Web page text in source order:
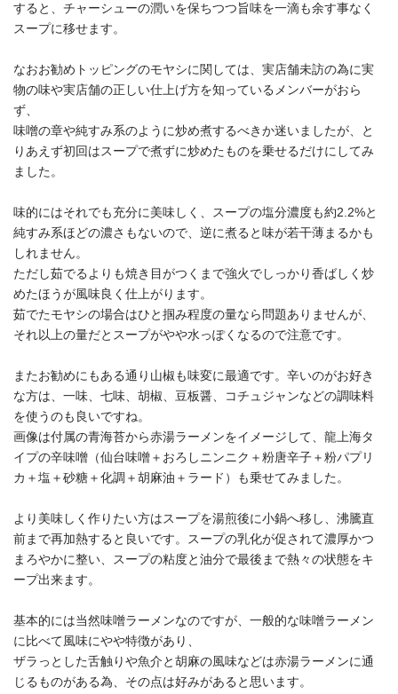
すると、チャーシューの潤いを保ちつつ旨味を一滴も余す事なく
スープに移せます。
なおお勧めトッピングのモヤシに関しては、実店舗未訪の為に実
物の味や実店舗の正しい仕上げ方を知っているメンバーがおら
ず、
味噌の章や純すみ系のように炒め煮するべきか迷いましたが、と
りあえず初回はスープで煮ずに炒めたものを乗せるだけにしてみ
ました。
味的にはそれでも充分に美味しく、スープの塩分濃度も約2.2%と
純すみ系ほどの濃さもないので、逆に煮ると味が若干薄まるかも
しれません。
ただし茹でるよりも焼き目がつくまで強火でしっかり香ばしく炒
めたほうが風味良く仕上がります。
茹でたモヤシの場合はひと掴み程度の量なら問題ありませんが、
それ以上の量だとスープがやや水っぽくなるので注意です。
またお勧めにもある通り山椒も味変に最適です。辛いのがお好き
な方は、一味、七味、胡椒、豆板醤、コチュジャンなどの調味料
を使うのも良いですね。
画像は付属の青海苔から赤湯ラーメンをイメージして、龍上海タ
イプの辛味噌（仙台味噌＋おろしニンニク＋粉唐辛子＋粉パプリ
カ＋塩＋砂糖＋化調＋胡麻油＋ラード）も乗せてみました。
より美味しく作りたい方はスープを湯煎後に小鍋へ移し、沸騰直
前まで再加熱すると良いです。スープの乳化が促されて濃厚かつ
まろやかに整い、スープの粘度と油分で最後まで熱々の状態をキ
ープ出来ます。
基本的には当然味噌ラーメンなのですが、一般的な味噌ラーメン
に比べて風味にやや特徴があり、
ザラっとした舌触りや魚介と胡麻の風味などは赤湯ラーメンに通
じるものがある為、その点は好みがあると思います。